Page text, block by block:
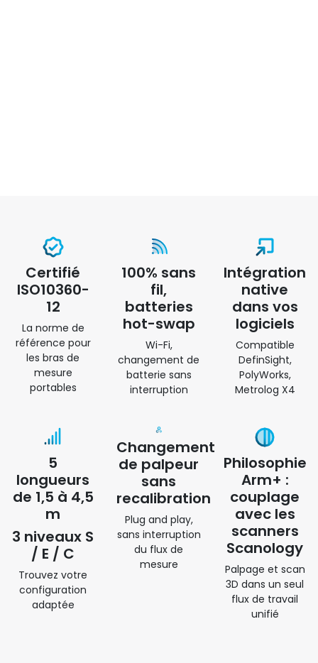
Certifié
ISO10360-
12
La norme de
référence pour
les bras de
mesure
portables
100% sans
fil,
batteries
hot-swap
Wi-Fi,
changement de
batterie sans
interruption
Intégration
native
dans vos
logiciels
Compatible
DefinSight,
PolyWorks,
Metrolog X4
5
longueurs
de 1,5 à 4,5
m
3 niveaux S
/ E / C
Trouvez votre
configuration
adaptée
Changement
de palpeur
sans
recalibration
Plug and play,
sans interruption
du flux de
mesure
Philosophie
Arm+ :
couplage
avec les
scanners
Scanology
Palpage et scan
3D dans un seul
flux de travail
unifié